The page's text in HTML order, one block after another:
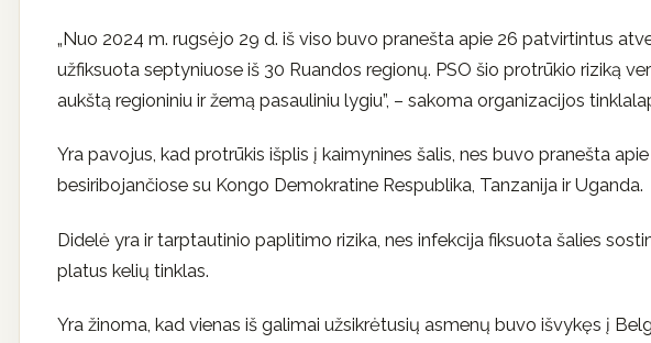
„Nuo 2024 m. rugsėjo 29 d. iš viso buvo pranešta apie 26 patvirtintus
užfiksuota septyniuose iš 30 Ruandos regionų. PSO šio protrūkio riziką
aukštą regioniniu ir žemą pasauliniu lygiu”, – sakoma organizacijos
Yra pavojus, kad protrūkis išplis į kaimynines šalis, nes buvo pranešta
besiribojančiose su Kongo Demokratine Respublika, Tanzanija ir Uganda.
Didelė yra ir tarptautinio paplitimo rizika, nes infekcija fiksuota šalies
platus kelių tinklas.
Yra žinoma, kad vienas iš galimai užsikrėtusių asmenų buvo išvykęs į